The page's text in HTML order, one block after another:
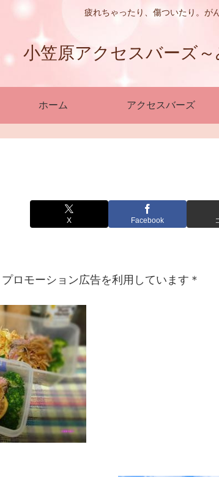
疲れちゃったり、傷ついたり。が
小笠原アクセスバーズ
ホーム アクセスバーズ
X Facebook
ロモーション広告を利用しています＊